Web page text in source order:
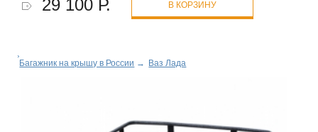
29 100 Р. В КОРЗИНУ
Багажник на крышу в России → Ваз Лада